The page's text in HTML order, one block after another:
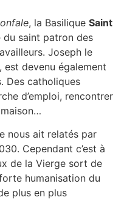
, la Basilique Saint
saint patron des
Joseph le
est devenu également
Des catholiques
d’emploi, rencontrer
nous ait relatés par
Cependant c’est à
de la Vierge sort de
humanisation du
plus en plus